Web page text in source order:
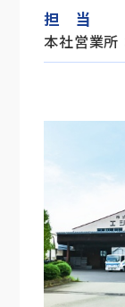
担 当
本社営業所